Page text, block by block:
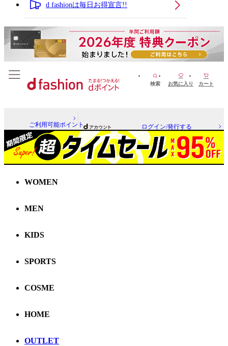
d fashionは毎日お得宣言!!
検索 お気に入り カート
ご利用可能ポイント ログイン/発行する
WOMEN
MEN
KIDS
SPORTS
COSME
HOME
OUTLET